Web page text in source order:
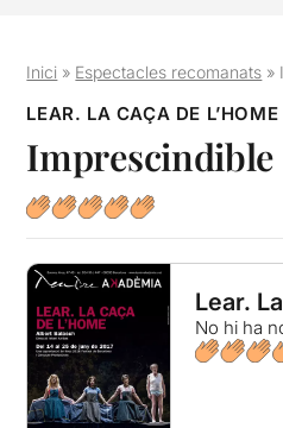
Inici » Espectacles recomanats »
LEAR. LA CAÇA DE L’HOME
Imprescindible
Lear.
No hi ha